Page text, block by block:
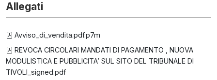
Allegati
Avviso_di_vendita.pdf.p7m
REVOCA CIRCOLARI MANDATI DI PAGAMENTO , NUOVA
MODULISTICA E PUBBLICITA’ SUL SITO DEL TRIBUNALE DI
TIVOLI_signed.pdf